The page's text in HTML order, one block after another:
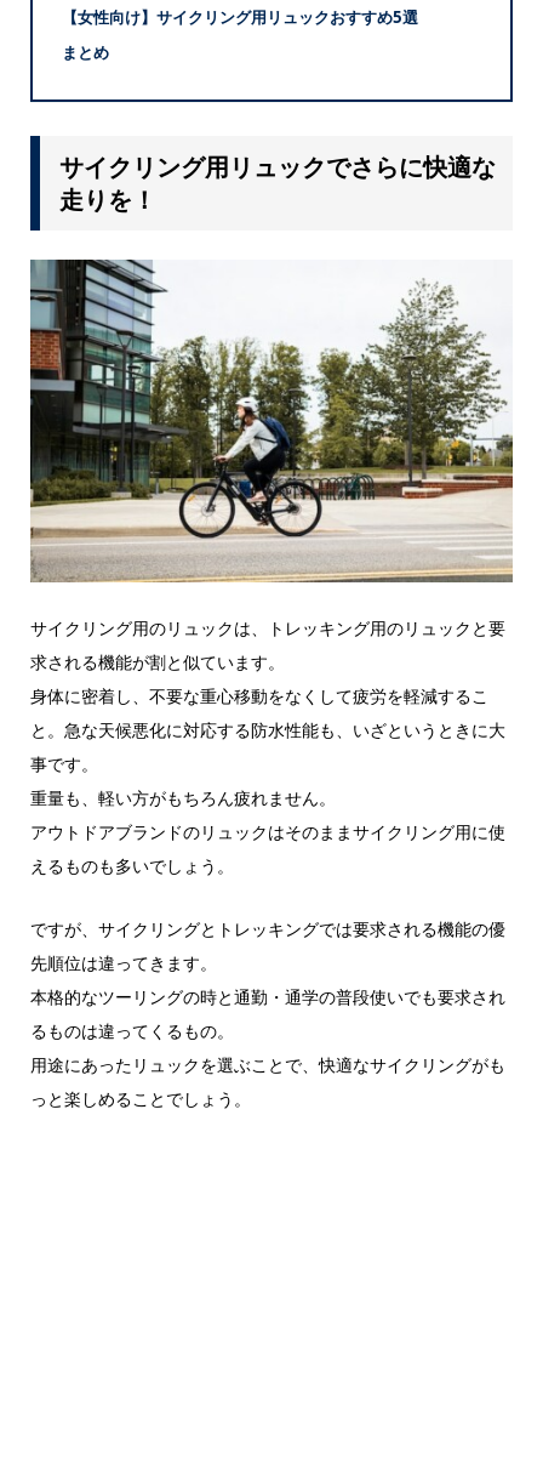
【女性向け】サイクリング用リュックおすすめ5選
まとめ
サイクリング用リュックでさらに快適な
走りを！
サイクリング用のリュックは、トレッキング用のリュックと要
求される機能が割と似ています。
身体に密着し、不要な重心移動をなくして疲労を軽減するこ
と。急な天候悪化に対応する防水性能も、いざというときに大
事です。
重量も、軽い方がもちろん疲れません。
アウトドアブランドのリュックはそのままサイクリング用に使
えるものも多いでしょう。
ですが、サイクリングとトレッキングでは要求される機能の優
先順位は違ってきます。
本格的なツーリングの時と通勤・通学の普段使いでも要求され
るものは違ってくるもの。
用途にあったリュックを選ぶことで、快適なサイクリングがも
っと楽しめることでしょう。